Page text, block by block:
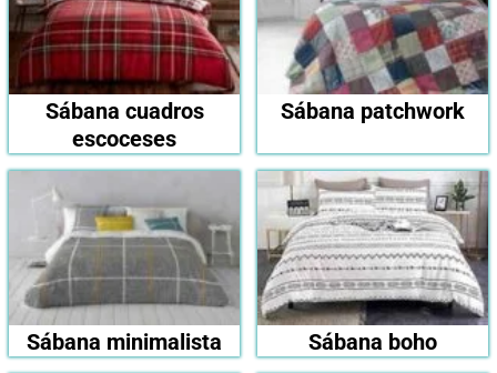
Sábana cuadros
escoceses
Sábana patchwork
Sábana minimalista Sábana boho